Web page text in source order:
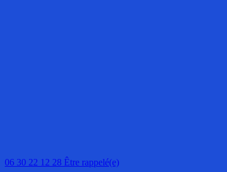
06 30 22 12 28 Être rappelé(e)